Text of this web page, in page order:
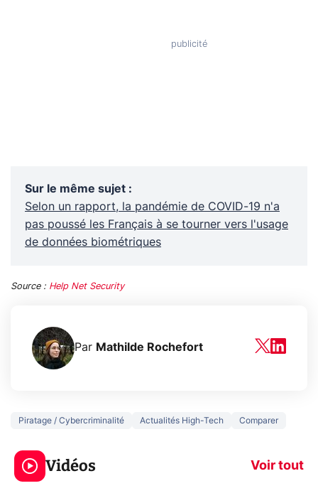
Sur le même sujet :
Selon un rapport, la pandémie de COVID-19 n'a
pas poussé les Français à se tourner vers l'usage
de données biométriques
Source : Help Net Security
Par Mathilde Rochefort
Piratage / Cybercriminalité Actualités High-Tech Comparer
Vidéos Voir tout
3 écrans en 1 pour
319€ ? Voici L'AOC
CQ32G4ZA !
5
prochaine